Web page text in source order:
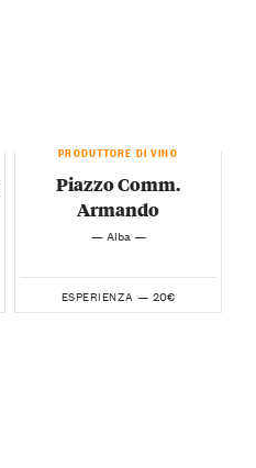
PRODUTTORE DI VINO
Piazzo Comm.
Armando
— Alba —
ESPERIENZA — 20€